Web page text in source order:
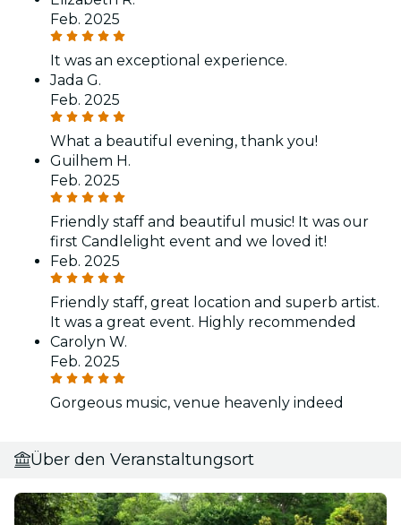
Feb. 2025
It was an exceptional experience.
Jada G.
Feb. 2025
What a beautiful evening, thank you!
Guilhem H.
Feb. 2025
Friendly staff and beautiful music! It was our
first Candlelight event and we loved it!
Feb. 2025
Friendly staff, great location and superb artist.
It was a great event. Highly recommended
Carolyn W.
Feb. 2025
Gorgeous music, venue heavenly indeed
Über den Veranstaltungsort